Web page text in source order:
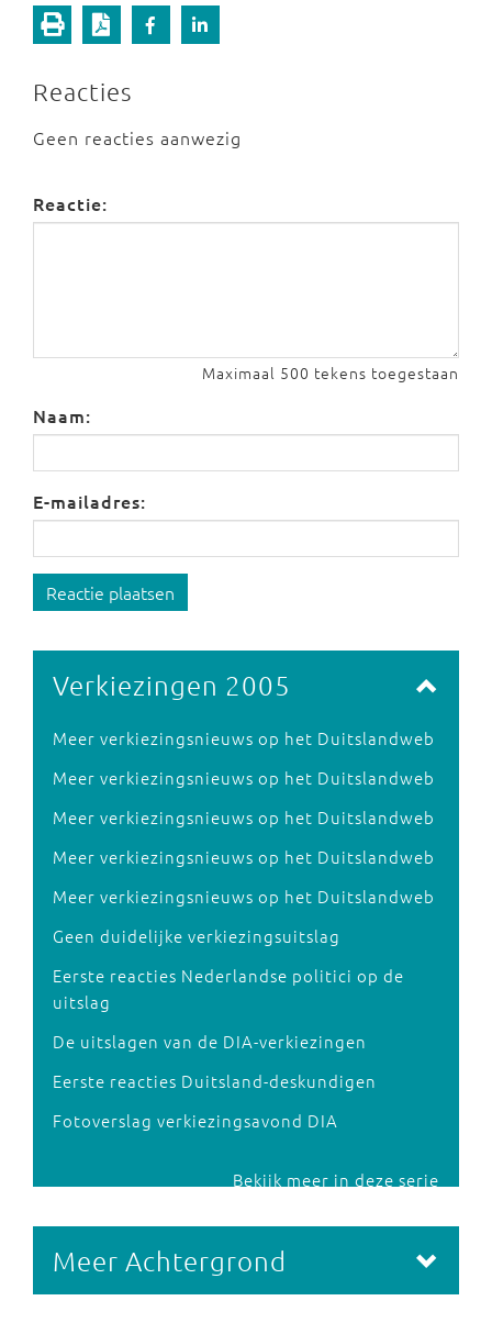
Reacties
Geen reacties aanwezig
Reactie:
Maximaal 500 tekens toegestaan
Naam:
E-mailadres:
Reactie plaatsen
Verkiezingen 2005
Meer verkiezingsnieuws op het Duitslandweb
Meer verkiezingsnieuws op het Duitslandweb
Meer verkiezingsnieuws op het Duitslandweb
Meer verkiezingsnieuws op het Duitslandweb
Meer verkiezingsnieuws op het Duitslandweb
Geen duidelijke verkiezingsuitslag
Eerste reacties Nederlandse politici op de
uitslag
De uitslagen van de DIA-verkiezingen
Eerste reacties Duitsland-deskundigen
Fotoverslag verkiezingsavond DIA
Bekijk meer in deze serie
Meer Achtergrond